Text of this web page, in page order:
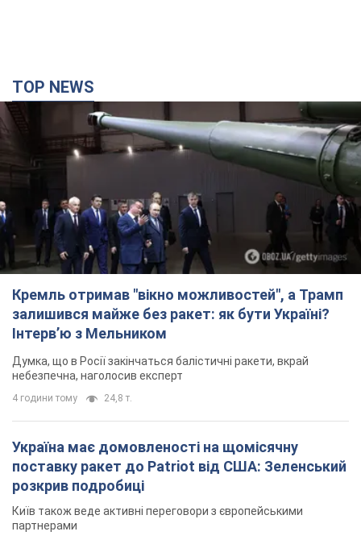
TOP NEWS
Кремль отримав "вікно можливостей", а Трамп
залишився майже без ракет: як бути Україні?
Інтерв’ю з Мельником
Думка, що в Росії закінчаться балістичні ракети, вкрай
небезпечна, наголосив експерт
4 години тому 24,8 т.
Україна має домовленості на щомісячну
поставку ракет до Patriot від США: Зеленський
розкрив подробиці
Київ також веде активні переговори з європейськими
партнерами